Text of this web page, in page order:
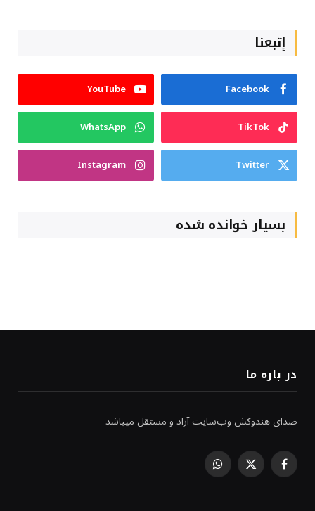
إتبعنا
Facebook
YouTube
TikTok
WhatsApp
Twitter
Instagram
بسیار خوانده شده
در باره ما
صدای هندوکش وب‌سایت آزاد و مستقل میباشد
Facebook
X
WhatsApp